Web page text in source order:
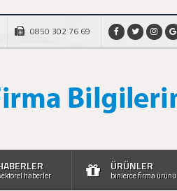
0850 302 76 69
haberler
ÜRÜNLER
binlerce firma ürünü